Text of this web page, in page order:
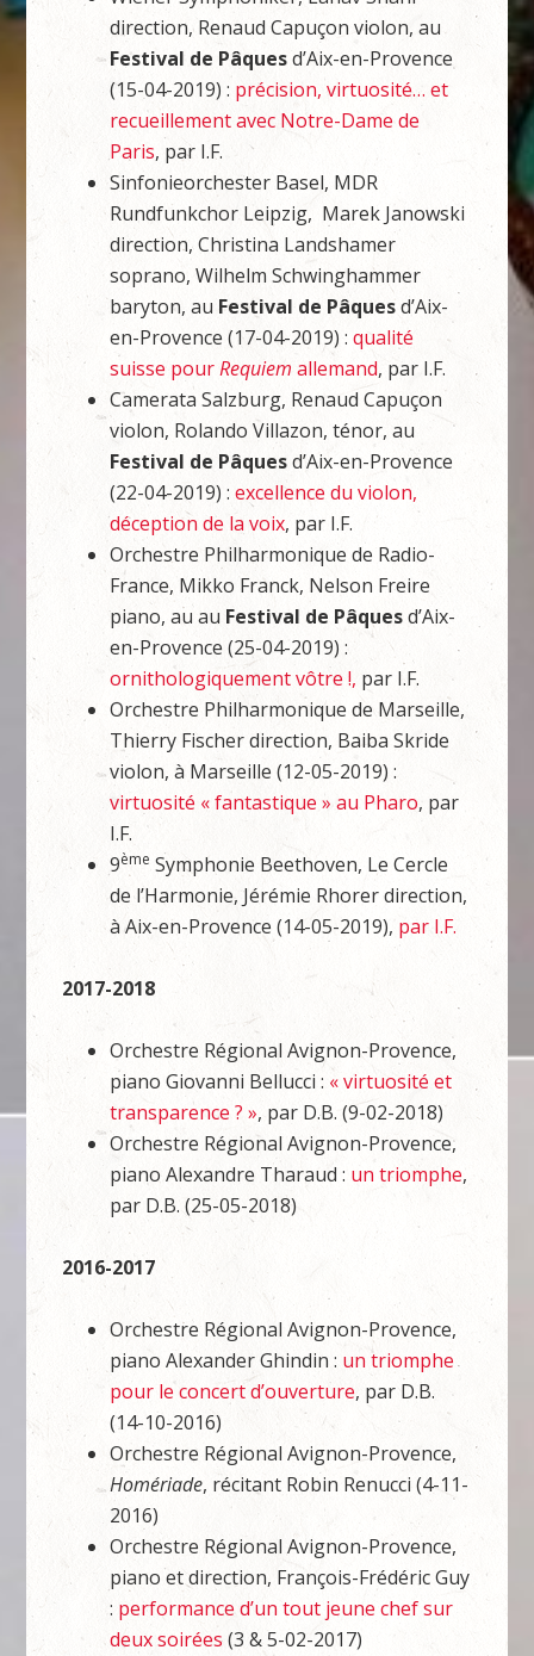
direction, Renaud Capuçon violon, au
Festival de Pâquesd’Aix-en-Provence
(15-04-2019) : précision, virtuosité… et
recueillement avec Notre-Dame de
Paris, par I.F.
Sinfonieorchester Basel, MDR
Rundfunkchor Leipzig, Marek Janowski
direction, Christina Landshamer
soprano, Wilhelm Schwinghammer
baryton, au Festival de Pâquesd’Aix-
en-Provence (17-04-2019) :qualité
suisse pourRequiem allemand, par I.F.
Camerata Salzburg, Renaud Capuçon
violon, Rolando Villazon, ténor, au
Festival de Pâquesd’Aix-en-Provence
(22-04-2019) :excellence du violon,
déception de la voix, par I.F.
Orchestre Philharmonique de Radio-
France, Mikko Franck, Nelson Freire
piano, au au Festival de Pâquesd’Aix-
en-Provence (25-04-2019) :
ornithologiquement vôtre !, par I.F.
Orchestre Philharmonique de Marseille,
Thierry Fischer direction, Baiba Skride
violon, à Marseille (12-05-2019) :
virtuosité « fantastique » au Pharo, par
I.F.
9ème Symphonie Beethoven, Le Cercle
de l’Harmonie, Jérémie Rhorer direction,
à Aix-en-Provence (14-05-2019), par I.F.
2017-2018
Orchestre Régional Avignon-Provence,
piano Giovanni Bellucci : « virtuosité et
transparence ? », par D.B. (9-02-2018)
Orchestre Régional Avignon-Provence,
piano Alexandre Tharaud : un triomphe,
par D.B. (25-05-2018)
2016-2017
Orchestre Régional Avignon-Provence,
piano Alexander Ghindin : un triomphe
pour le concert d’ouverture, par D.B.
(14-10-2016)
Orchestre Régional Avignon-Provence,
Homériade, récitant Robin Renucci (4-11-
2016)
Orchestre Régional Avignon-Provence,
piano et direction, François-Frédéric Guy
: performance d’un tout jeune chef sur
deux soirées(3 & 5-02-2017)